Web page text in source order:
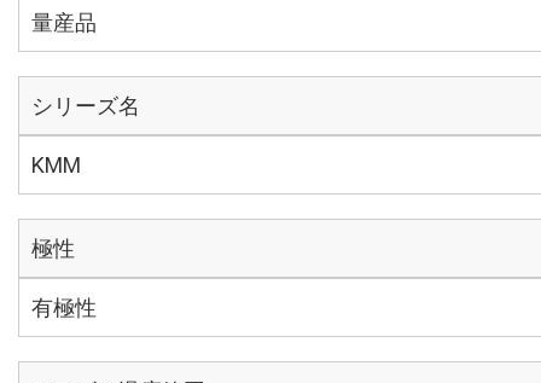
量産品
シリーズ名
KMM
極性
有極性